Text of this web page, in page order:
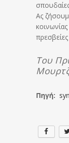
Ας
πρεσβείες
Του
Πηγή: